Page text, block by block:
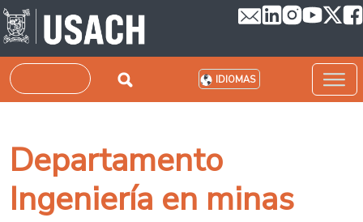
Pasar al contenido principal
Buscar IDIOMAS
Departamento
Ingeniería en minas